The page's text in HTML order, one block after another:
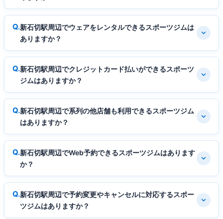
新石切駅周辺でウェアをレンタルできるスポーツジムは
ありますか？
新石切駅周辺でクレジットカード払いができるスポーツ
ジムはありますか？
新石切駅周辺で系列の他店舗も利用できるスポーツジム
はありますか？
新石切駅周辺でWeb予約できるスポーツジムはあります
か？
新石切駅周辺で予約変更やキャンセルに対応するスポー
ツジムはありますか？